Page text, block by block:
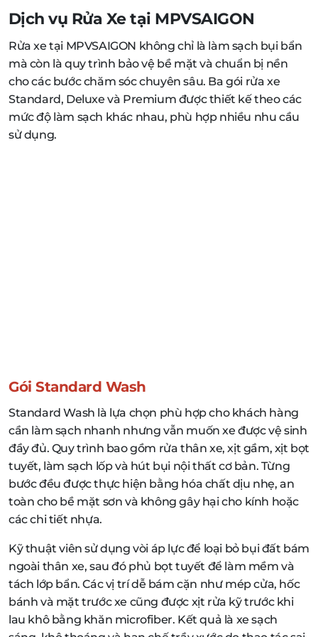
Dịch vụ Rửa Xe tại MPVSAIGON
Rửa xe tại MPVSAIGON không chỉ là làm sạch bụi bẩn
mà còn là quy trình bảo vệ bề mặt và chuẩn bị nền
cho các bước chăm sóc chuyên sâu. Ba gói rửa xe
Standard, Deluxe và Premium được thiết kế theo các
mức độ làm sạch khác nhau, phù hợp nhiều nhu cầu
sử dụng.
Gói Standard Wash
Standard Wash là lựa chọn phù hợp cho khách hàng
cần làm sạch nhanh nhưng vẫn muốn xe được vệ sinh
đầy đủ. Quy trình bao gồm rửa thân xe, xịt gầm, xịt bọt
tuyết, làm sạch lốp và hút bụi nội thất cơ bản. Từng
bước đều được thực hiện bằng hóa chất dịu nhẹ, an
toàn cho bề mặt sơn và không gây hại cho kính hoặc
các chi tiết nhựa.
Kỹ thuật viên sử dụng vòi áp lực để loại bỏ bụi đất bám
ngoài thân xe, sau đó phủ bọt tuyết để làm mềm và
tách lớp bẩn. Các vị trí dễ bám cặn như mép cửa, hốc
bánh và mặt trước xe cũng được xịt rửa kỹ trước khi
lau khô bằng khăn microfiber. Kết quả là xe sạch